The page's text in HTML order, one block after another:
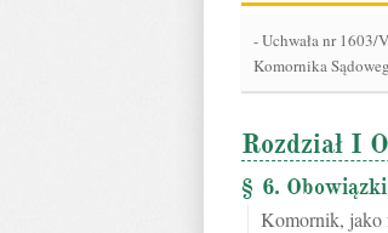
-Uchwała nr
Komornika
Rozdział I
§ 6.
Komornik, jako